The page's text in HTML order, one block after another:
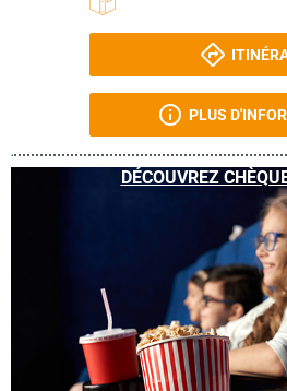
PLUS
DÉCOUVREZ